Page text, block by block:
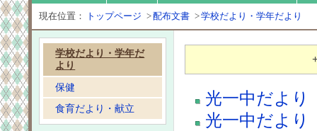
現在位置： トップページ >配布文書 >学校だより・学年だより
学校だより・学年だ
より
保健
食育だより・献立
光一中だよ
光一中だよ